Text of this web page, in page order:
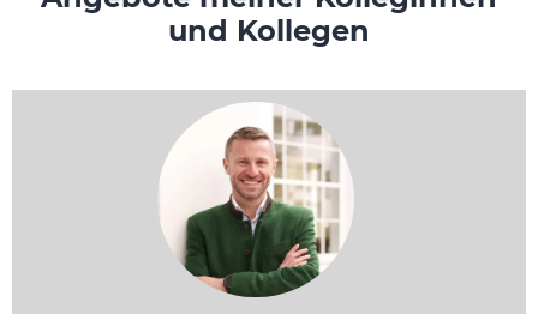
und Kollegen